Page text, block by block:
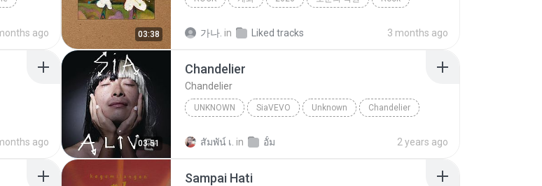
ago 03:38 가나. in Liked tracks 3 months ago
ago 03:51
Chandelier
Chandelier
UNKNOWN SiaVEVO Unknown Chandelier
สัมพัน์ เ. in อั้ม 2 years ago
Sampai Hati